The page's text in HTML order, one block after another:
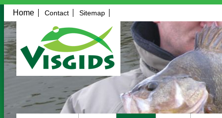
Home Contact Sitemap